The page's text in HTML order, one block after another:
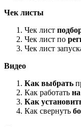
Чек листы
Чек лист
Чек лист по
Чек лист
Видео
Как выбрать
Как работать
Как
Как свернуть